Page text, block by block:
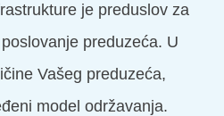
je preduslov za
preduzeća. U
Vašeg preduzeća,
model održavanja.